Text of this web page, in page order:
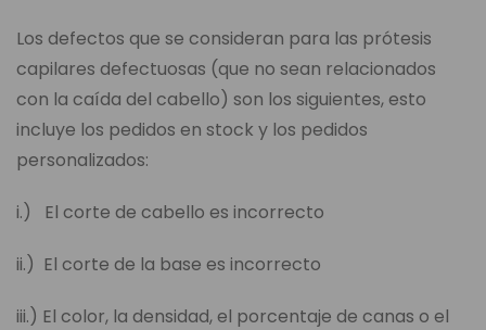
Los defectos que se consideran para las prótesis
capilares defectuosas (que no sean relacionados
con la caída del cabello) son los siguientes, esto
incluye los pedidos en stock y los pedidos
personalizados:
i.) El corte de cabello es incorrecto
ii.) El corte de la base es incorrecto
iii.) El color, la densidad, el porcentaje de canas o el